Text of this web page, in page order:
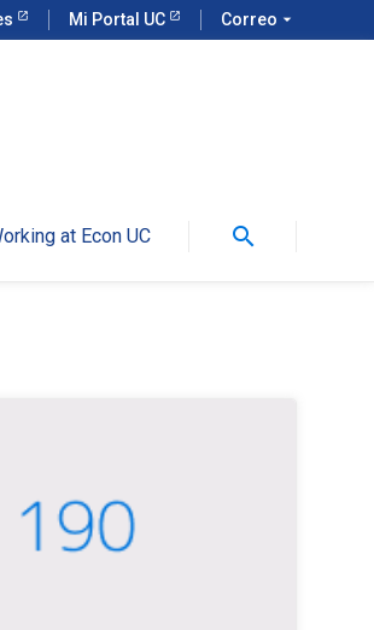
Mi Portal UC Correo arrow_drop_down
at Econ UC search